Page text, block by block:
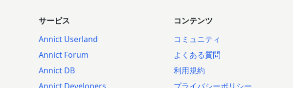
サービス
Annict Userland
Annict Forum
Annict DB
コンテンツ
コミュニティ
よくある質問
利用規約